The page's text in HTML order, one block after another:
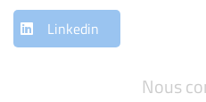
Nous
Linkedin